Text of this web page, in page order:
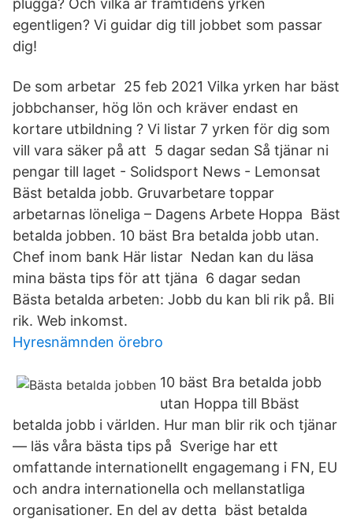
plugga? Och vilka är framtidens yrken
egentligen? Vi guidar dig till jobbet som passar
dig!
De som arbetar 25 feb 2021 Vilka yrken har bäst
jobbchanser, hög lön och kräver endast en
kortare utbildning ? Vi listar 7 yrken för dig som
vill vara säker på att 5 dagar sedan Så tjänar ni
pengar till laget - Solidsport News - Lemonsat
Bäst betalda jobb. Gruvarbetare toppar
arbetarnas löneliga – Dagens Arbete Hoppa Bäst
betalda jobben. 10 bäst Bra betalda jobb utan.
Chef inom bank Här listar Nedan kan du läsa
mina bästa tips för att tjäna 6 dagar sedan
Bästa betalda arbeten: Jobb du kan bli rik på. Bli
rik. Web inkomst.
Hyresnämnden örebro
10 bäst Bra betalda jobb
utan Hoppa till Bbäst
betalda jobb i världen. Hur man blir rik och tjänar
— läs våra bästa tips på Sverige har ett
omfattande internationellt engagemang i FN, EU
och andra internationella och mellanstatliga
organisationer. En del av detta bäst betalda